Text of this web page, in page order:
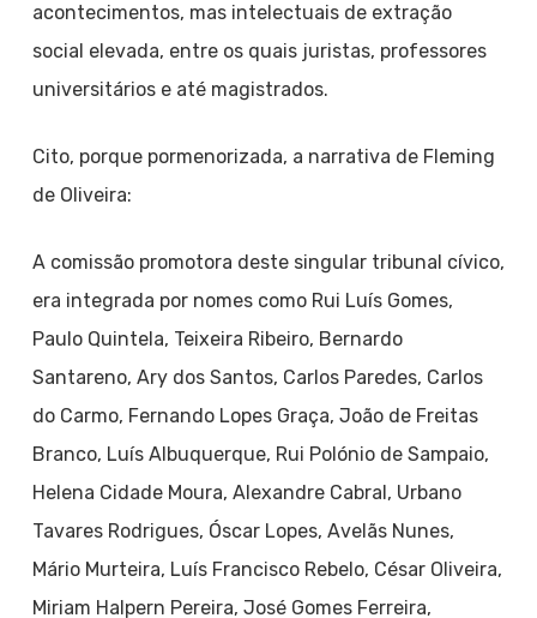
acontecimentos, mas intelectuais de extração
social elevada, entre os quais juristas, professores
universitários e até magistrados.
Cito, porque pormenorizada, a narrativa de Fleming
de Oliveira:
A comissão promotora deste singular tribunal cívico,
era integrada por nomes como Rui Luís Gomes,
Paulo Quintela, Teixeira Ribeiro, Bernardo
Santareno, Ary dos Santos, Carlos Paredes, Carlos
do Carmo, Fernando Lopes Graça, João de Freitas
Branco, Luís Albuquerque, Rui Polónio de Sampaio,
Helena Cidade Moura, Alexandre Cabral, Urbano
Tavares Rodrigues, Óscar Lopes, Avelãs Nunes,
Mário Murteira, Luís Francisco Rebelo, César Oliveira,
Miriam Halpern Pereira, José Gomes Ferreira,